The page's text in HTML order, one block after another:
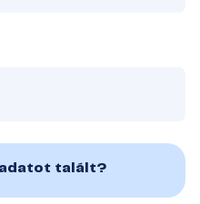
adatot talált?